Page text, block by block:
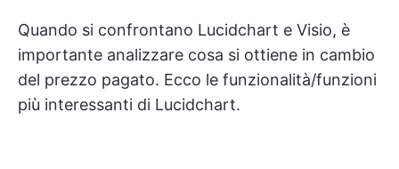
Quando si confrontano Lucidchart e Visio, è
importante analizzare cosa si ottiene in cambio
del prezzo pagato. Ecco le funzionalità/funzioni
più interessanti di Lucidchart.